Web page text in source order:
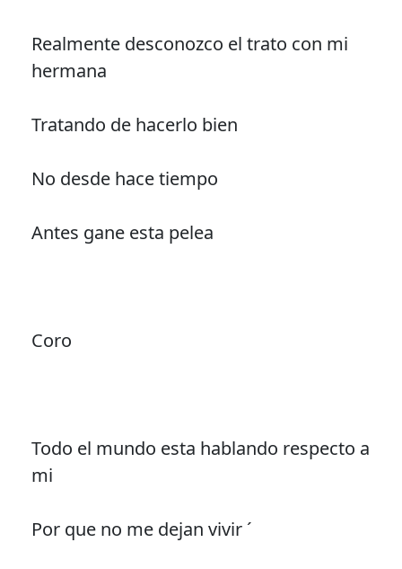
Realmente desconozco el trato con mi
hermana
Tratando de hacerlo bien
No desde hace tiempo
Antes gane esta pelea
Coro
Todo el mundo esta hablando respecto a
mi
Por que no me dejan vivir ´